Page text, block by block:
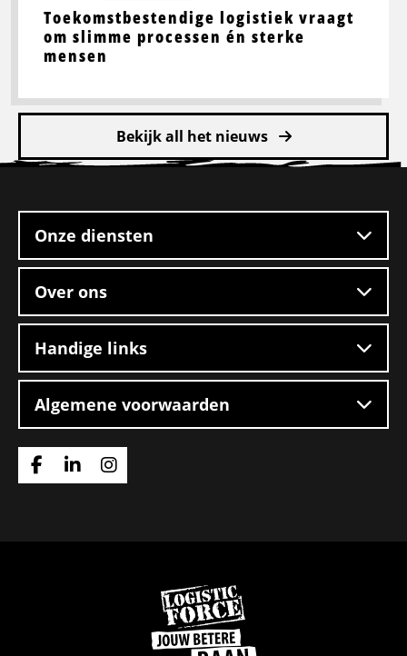
Toekomstbestendige logistiek vraagt
om slimme processen én sterke
mensen
Bekijk all het nieuws
footer
Onze diensten
Over ons
Handige links
Algemene voorwaarden
Ga
Ga
Ga
Ga
naar
de